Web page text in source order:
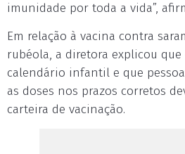
imunidade por toda a vida”,
Em relação à vacina contra
rubéola, a diretora explicou
calendário infantil e que
as doses nos prazos corretos
carteira de vacinação.